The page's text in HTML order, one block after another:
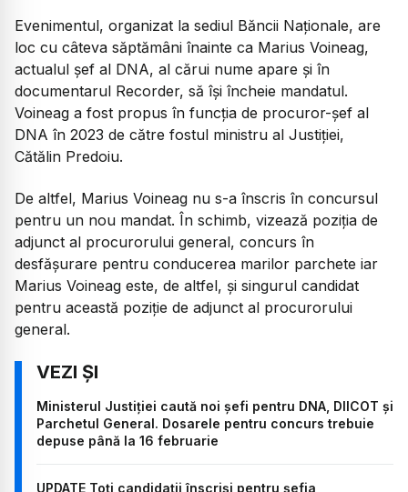
Evenimentul, organizat la sediul Băncii Naționale, are
loc cu câteva săptămâni înainte ca Marius Voineag,
actualul șef al DNA, al cărui nume apare și în
documentarul Recorder, să își încheie mandatul.
Voineag a fost propus în funcția de procuror-șef al
DNA în 2023 de către fostul ministru al Justiției,
Cătălin Predoiu.
De altfel, Marius Voineag nu s-a înscris în concursul
pentru un nou mandat. În schimb, vizează poziția de
adjunct al procurorului general, concurs în
desfășurare pentru conducerea marilor parchete iar
Marius Voineag este, de altfel, și singurul candidat
pentru această poziție de adjunct al procurorului
general.
Ministerul Justiției caută noi șefi pentru DNA, DIICOT și
Parchetul General. Dosarele pentru concurs trebuie
depuse până la 16 februarie
UPDATE Toți candidații înscriși pentru șefia